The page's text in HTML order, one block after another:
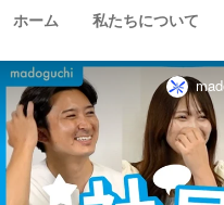
ホーム 私たちについて